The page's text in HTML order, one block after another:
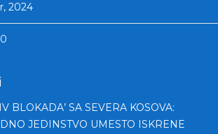
2024
BLOKADA’ SA SEVERA KOSOVA:
JEDINSTVO UMESTO ISKRENE